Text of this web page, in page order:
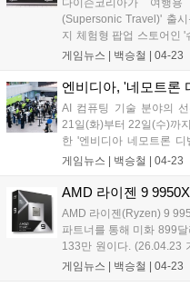
다이슨코리아가 여행
(Supersonic Travel)' 출
지 체험형 팝업 스토어인
퍼소닉 트래블 라운지' 팝
냈다. 방문객은 팝업에 방
는 여행지를 선택 후 각 공
게임뉴스 | 백승철 04-23
엔비디아, '네모트론
AI 컴퓨팅 기술 분야의
21일(화)부터 22일(수)까
한 '엔비디아 네모트론
Developer Days Seoul
론'을 중심으로 한국 AI 산
구축을 가속화하기 위해
업 리더 약 500명이 참석
·데이터·AI 에이전트 개
했다....
게임뉴스 | 백승철 04-23
AMD 라이젠 9
AMD 라이젠(Ryzen) 9
파트너를 통해 미화 899
133만 원이다. (26.04.23
이 적용된 세계 최초의 데
게임뉴스 | 백승철 04-23